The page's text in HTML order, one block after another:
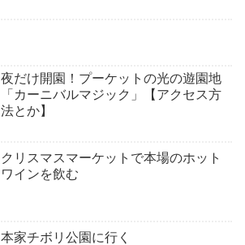
夜だけ開園！プーケットの光の遊園地
「カーニバルマジック」【アクセス方
法とか】
クリスマスマーケットで本場のホット
ワインを飲む
本家チボリ公園に行く